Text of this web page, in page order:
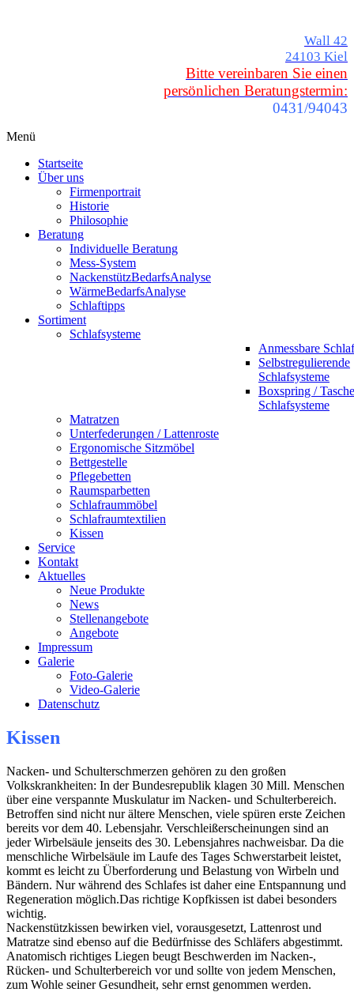
Wall 42
24103 Kiel
Bitte vereinbaren Sie einen
persönlichen Beratungstermin:
0431/94043
Menü
Startseite
Über uns
Firmenportrait
Historie
Philosophie
Beratung
Individuelle Beratung
Mess-System
NackenstützBedarfsAnalyse
WärmeBedarfsAnalyse
Schlaftipps
Sortiment
Schlafsysteme
Anmessbare
Selbstregulierende
Schlafsysteme
Boxspring /
Schlafsysteme
Matratzen
Unterfederungen / Lattenroste
Ergonomische Sitzmöbel
Bettgestelle
Pflegebetten
Raumsparbetten
Schlafraummöbel
Schlafraumtextilien
Kissen
Service
Kontakt
Aktuelles
Neue Produkte
News
Stellenangebote
Angebote
Impressum
Galerie
Foto-Galerie
Video-Galerie
Datenschutz
Kissen
Nacken- und Schulterschmerzen gehören zu den großen
Volkskrankheiten: In der Bundesrepublik klagen 30 Mill. Menschen
über eine verspannte Muskulatur im Nacken- und Schulterbereich.
Betroffen sind nicht nur ältere Menschen, viele spüren erste Zeichen
bereits vor dem 40. Lebensjahr. Verschleißerscheinungen sind an
jeder Wirbelsäule jenseits des 30. Lebensjahres nachweisbar. Da die
menschliche Wirbelsäule im Laufe des Tages Schwerstarbeit leistet,
kommt es leicht zu Überforderung und Belastung von Wirbeln und
Bändern. Nur während des Schlafes ist daher eine Entspannung und
Regeneration möglich.Das richtige Kopfkissen ist dabei besonders
wichtig.
Nackenstützkissen bewirken viel, vorausgesetzt, Lattenrost und
Matratze sind ebenso auf die Bedürfnisse des Schläfers abgestimmt.
Anatomisch richtiges Liegen beugt Beschwerden im Nacken-,
Rücken- und Schulterbereich vor und sollte von jedem Menschen,
zum Wohle seiner Gesundheit, sehr ernst genommen werden.